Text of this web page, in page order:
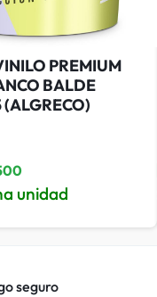
PREMIUM
BALDE
unidad
seguro